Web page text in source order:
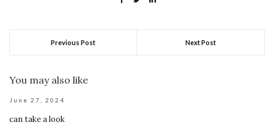
Previous Post Next Post
You may also like
June 27, 2024
can take a look